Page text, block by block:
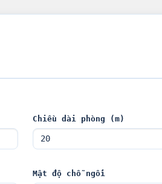
Chiều dài phòng (m)
Mật độ chỗ ngồi